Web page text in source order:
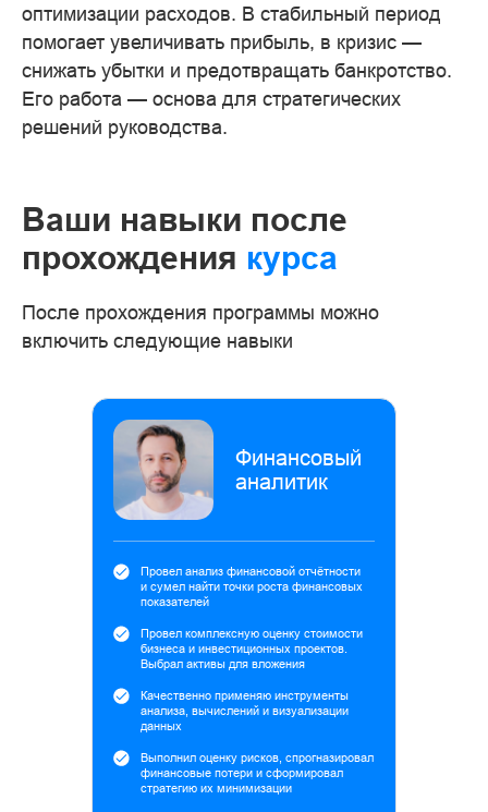
оптимизации расходов. В стабильный период
помогает увеличивать прибыль, в кризис —
снижать убытки и предотвращать банкротство.
Его работа — основа для стратегических
решений руководства.
Ваши навыки после
прохождения курса
После прохождения программы можно
включить следующие навыки
Провел анализ финансовой отчётности
и сумел найти точки роста финансовых
показателей
Финансовый
аналитик
Провел комплексную оценку стоимости
бизнеса и инвестиционных проектов.
Выбрал активы для вложения
Качественно применяю инструменты
анализа, вычислений и визуализации
данных
Выполнил оценку рисков, спрогназировал
финансовые потери и сформировал
стратегию их минимизации